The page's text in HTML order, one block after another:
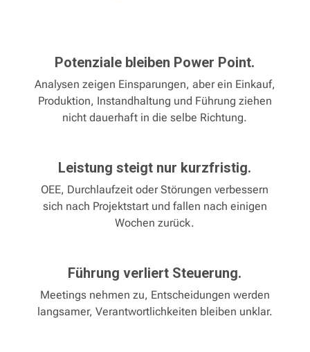
Home
Fallstudien
Referenzen
Newsletter
Potenziale bleiben Power Point.
Analysen zeigen Einsparungen, aber ein Einkauf,
Produktion, Instandhaltung und Führung ziehen
nicht dauerhaft in die selbe Richtung.
Leistung steigt nur kurzfristig.
OEE, Durchlaufzeit oder Störungen verbessern
sich nach Projektstart und fallen nach einigen
Wochen zurück.
Führung verliert Steuerung.
Meetings nehmen zu, Entscheidungen werden
langsamer, Verantwortlichkeiten bleiben unklar.